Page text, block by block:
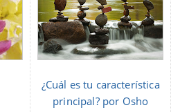
¿Cuál es tu característica
principal? por Osho